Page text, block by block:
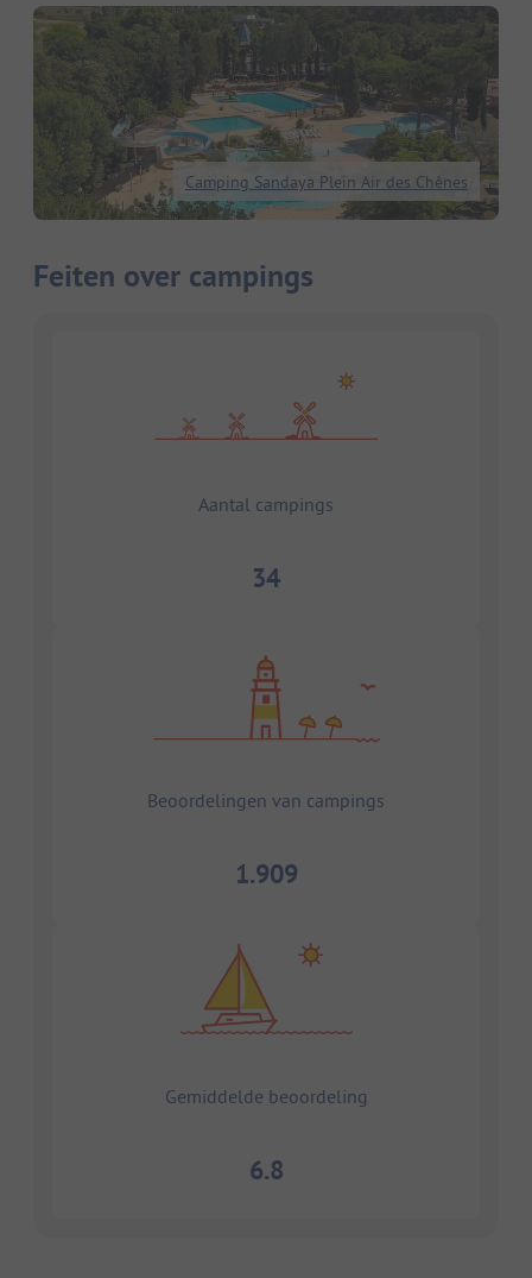
Camping Sandaya Plein Air des Chênes
Feiten over campings
Aantal campings
34
Beoordelingen van campings
1.909
Gemiddelde beoordeling
6.8